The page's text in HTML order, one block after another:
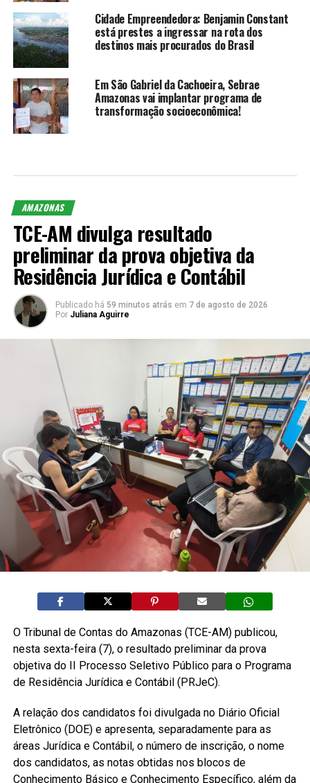
Cidade Empreendedora: Benjamin Constant
está prestes a ingressar na rota dos
destinos mais procurados do Brasil
Em São Gabriel da Cachoeira, Sebrae
Amazonas vai implantar programa de
transformação socioeconômica!
AMAZONAS
TCE-AM divulga resultado
preliminar da prova objetiva da
Residência Jurídica e Contábil
Publicado há 59 minutos atrás em 7 de agosto de 2026
Por Juliana Aguirre
O Tribunal de Contas do Amazonas (TCE-AM) publicou,
nesta sexta-feira (7), o resultado preliminar da prova
objetiva do II Processo Seletivo Público para o Programa
de Residência Jurídica e Contábil (PRJeC).
A relação dos candidatos foi divulgada no Diário Oficial
Eletrônico (DOE) e apresenta, separadamente para as
áreas Jurídica e Contábil, o número de inscrição, o nome
dos candidatos, as notas obtidas nos blocos de
Conhecimento Básico e Conhecimento Específico, além da